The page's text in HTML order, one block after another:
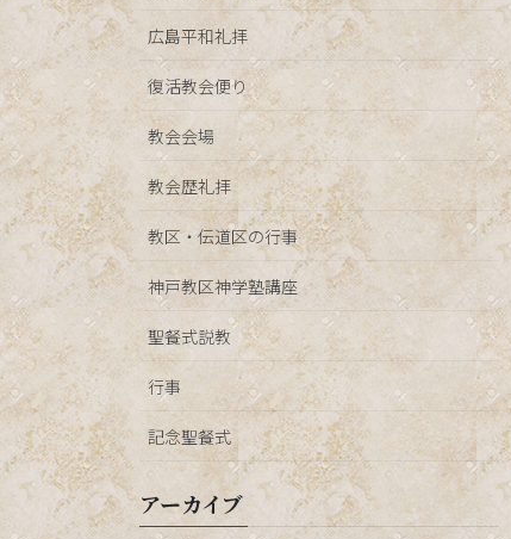
広島平和礼拝
復活教会便り
教会会場
教会歴礼拝
教区・伝道区の行事
神戸教区神学塾講座
聖餐式説教
行事
記念聖餐式
アーカイブ